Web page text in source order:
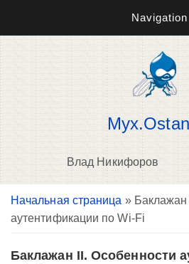
Navigation
Влад Никифоров
Вы здесь
Начальная страница » Баклажан
аутентификации по Wi-Fi
Баклажан II. Особенности